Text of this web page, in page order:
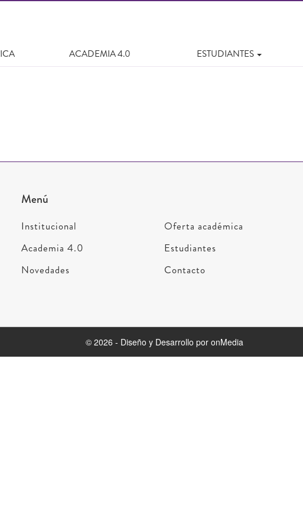
ACADEMIA 4.0 ESTUDIANTES
Menú
Institucional
Oferta académica
Academia 4.0
Estudiantes
Novedades
Contacto
© 2026 - Diseño y Desarrollo por onMedia